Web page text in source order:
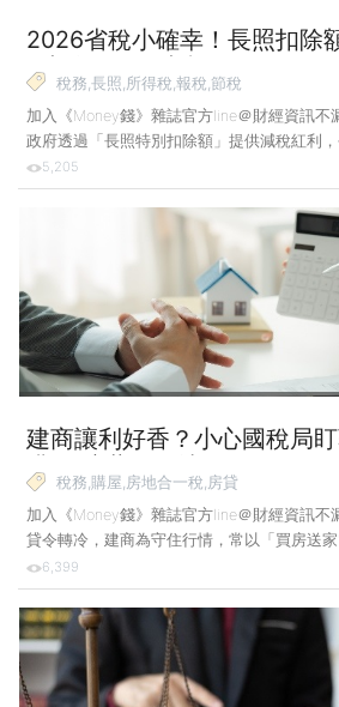
2026省稅小確幸！長照扣除
2大條件即可申報
稅務,長照,所得稅,報稅,節稅
加入《Money錢》雜誌官方line＠財經資訊不
政府透過「長照特別扣除額」提供減稅紅利
元。不過並非人人適用，申報時有哪些條件
明：為高齡父母聘請看護能減稅？ 小美的奶
便，反應遲緩、日常起居需有人照料。為了
小美的爸爸特別帶奶奶到醫院評估，聘請合
訴小美爸爸，這筆開銷在申報綜所稅時有18
小美媽媽卻疑惑：「是不是只要有請看護，每
台灣已正式步入「超高齡社會」，上班族受
5,205
建商讓利好香？小心國稅局
潢 恐暗藏稅務地雷
稅務,購屋,房地合一稅,房貸
加入《Money錢》雜誌官方line＠財經資訊不
貸令轉冷，建商為守住行情，常以「買房送
價。提醒購屋民眾，收受這類折讓時若未如
核與追繳稅款的對象。 案例說明：建商送
陳大明有意購買新屋，當作未來結婚後的新家
房送裝潢」的促銷方案，便前往看屋，銷售
案，表示可讓其減少貸款壓力。 做法是A合
向銀行申貸，以此取得更多資金，但實際僅需
6,399